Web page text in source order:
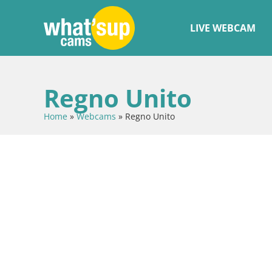
LIVE WEBCAM
Regno Unito
Home »Webcams » Regno Unito